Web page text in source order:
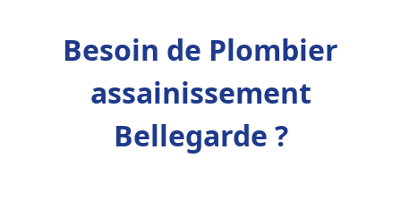
Besoin de Plombier
assainissement
Bellegarde ?